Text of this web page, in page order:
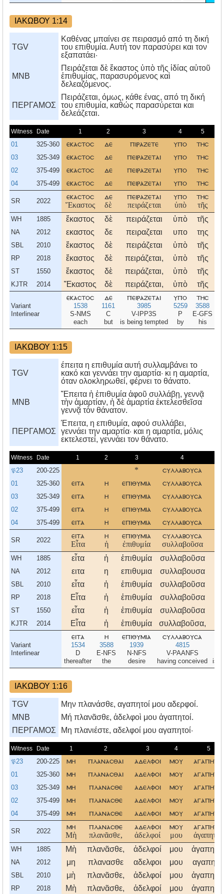
ΙΑΚΩΒΟΥ 1:14
TGV
Καθένας μπαίνει σε πειρασμό από τη δική
του επιθυμία. Αυτή τον παρασύρει και τον
εξαπατάει·
MNB
Πειράζεται δὲ ἕκαστος ὑπὸ τῆς ἰδίας αὑτοῦ
ἐπιθυμίας, παρασυρόμενος καὶ
δελεαζόμενος.
ΠΕΡΓΑΜΟΣ
Πειράζεται, όμως, κάθε ένας, από τη δική
του επιθυμία, καθώς παρασύρεται και
δελεάζεται.
Witness Date 1 2 3 4 5
01 325-360 εκαστοσ δε πιραζετε υπο τησ
03 325-349 εκαστοσ δε πειραζεται υπο τησ
02 375-499 εκαστοσ δε πειραζεται υπο τησ
04 375-499 εκαστοσ δε πειραζεται υπο τησ
SR 2022
εκαστοσ
Ἕκαστος
δε
δὲ
πειραζεται
πειράζεται
υπο
ὑπὸ
τησ
τῆς
WH 1885 ἕκαστος δὲ πειράζεται ὑπὸ τῆς
NA 2012 εκαστος δε πειραζεται υπο της
SBL 2010 ἕκαστος δὲ πειράζεται ὑπὸ τῆς
RP 2018 ἕκαστος δὲ πειράζεται, ὑπὸ τῆς
ST 1550 ἕκαστος δὲ πειράζεται, ὑπὸ τῆς
KJTR 2014 Ἕκαστος δὲ πειράζεται, ὑπὸ τῆς
Variant
Interlinear
εκαστοσ
1538
S-NMS
each
δε
1161
C
but
πειραζεται
3985
V-IPP3S
is being tempted
υπο
5259
P
by
τησ
3588
E-GFS
his
ΙΑΚΩΒΟΥ 1:15
TGV
έπειτα η επιθυμία αυτή συλλαμβάνει το
κακό και γεννάει την αμαρτία· κι η αμαρτία,
όταν ολοκληρωθεί, φέρνει το θάνατο.
MNB
Ἔπειτα ἡ ἐπιθυμία ἀφοῦ συλλάβῃ, γεννᾷ
τὴν ἁμαρτίαν, ἡ δὲ ἁμαρτία ἐκτελεσθεῖσα
γεννᾷ τὸν θάνατον.
ΠΕΡΓΑΜΟΣ
Έπειτα, η επιθυμία, αφού συλλάβει,
γεννάει την αμαρτία· και η αμαρτία, μόλις
εκτελεστεί, γεννάει τον θάνατο.
Witness Date 1 2 3 4
𝔓23 200-225 * συλλαβουσα
01 325-360 ειτα η επιθυμια συλλαβουσα
03 325-349 ειτα η επιθυμια συλλαβουσα
02 375-499 ειτα η επιθυμια συλλαβουσα
04 375-499 ειτα η επιθυμια συλλαβουσα
SR 2022
ειτα
Εἶτα
η
ἡ
επιθυμια
ἐπιθυμία
συλλαβουσα
συλλαβοῦσα
WH 1885 εἶτα ἡ ἐπιθυμία συλλαβοῦσα
NA 2012 ειτα η επιθυμια συλλαβουσα
SBL 2010 εἶτα ἡ ἐπιθυμία συλλαβοῦσα
RP 2018 Εἶτα ἡ ἐπιθυμία συλλαβοῦσα
ST 1550 εἶτα ἡ ἐπιθυμία συλλαβοῦσα
KJTR 2014 Εἶτα ἡ ἐπιθυμία συλλαβοῦσα,
Variant
Interlinear
ειτα
1534
D
thereafter
η
3588
E-NFS
the
επιθυμια
1939
N-NFS
desire
συλλαβουσα
4815
V-PAANFS
having conceived
is
ΙΑΚΩΒΟΥ 1:16
TGV
Μην πλανάσθε, αγαπητοί μου αδερφοί.
MNB
Μή πλανᾶσθε, ἀδελφοὶ μου ἀγαπητοί.
ΠΕΡΓΑΜΟΣ
Mη πλανιέστε, αδελφοί μου αγαπητοί·
Witness Date 1 2 3 4 5
𝔓23 200-225 μη πλανασθαι αδελφοι μου αγαπητοι
01 325-360 μη πλανασθαι αδελφοι μου αγαπητοι
03 325-349 μη πλανασθε αδελφοι μου αγαπητοι
02 375-499 μη πλανασθε αδελφοι μου αγαπητοι
04 375-499 μη πλανασθε αδελφοι μου αγαπητοι
SR 2022
μη
Μὴ
πλανασθε
πλανᾶσθε,
αδελφοι
ἀδελφοί
μου
μου
αγαπητοι
ἀγαπητοί.
WH 1885 Μὴ πλανᾶσθε, ἀδελφοί μου
NA 2012 μη πλανασθε αδελφοι μου
SBL 2010 μὴ πλανᾶσθε, ἀδελφοί μου
RP 2018 Μὴ πλανᾶσθε, ἀδελφοί μου